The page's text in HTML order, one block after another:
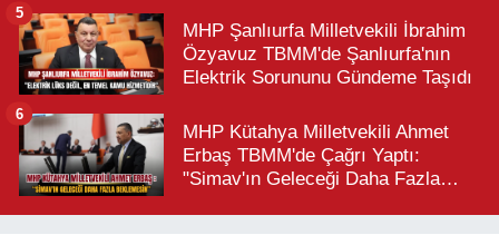
MHP Şanlıurfa Milletvekili İbrahim
Özyavuz TBMM'de Şanlıurfa'nın
Elektrik Sorununu Gündeme Taşıdı
5
MHP Kütahya Milletvekili Ahmet
Erbaş TBMM'de Çağrı Yaptı:
"Simav'ın Geleceği Daha Fazla
6